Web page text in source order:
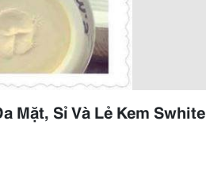
Mặt, Sỉ Và Lẻ Kem Swhite